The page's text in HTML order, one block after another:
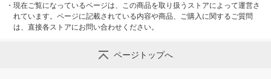
・ 現在ご覧になっているページは、この商品を取り扱うストアによって運営さ
れています。ページに記載されている内容や商品、ご購入に関するご質問
は、直接各ストアにお問い合わせください。
ページトップへ